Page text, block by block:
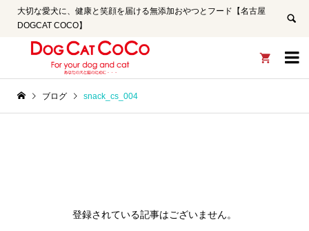
大切な愛犬に、健康と笑顔を届ける無添加おやつとフード【名古屋
DOGCAT COCO】


ブログ snack_cs_004
登録されている記事はございません。